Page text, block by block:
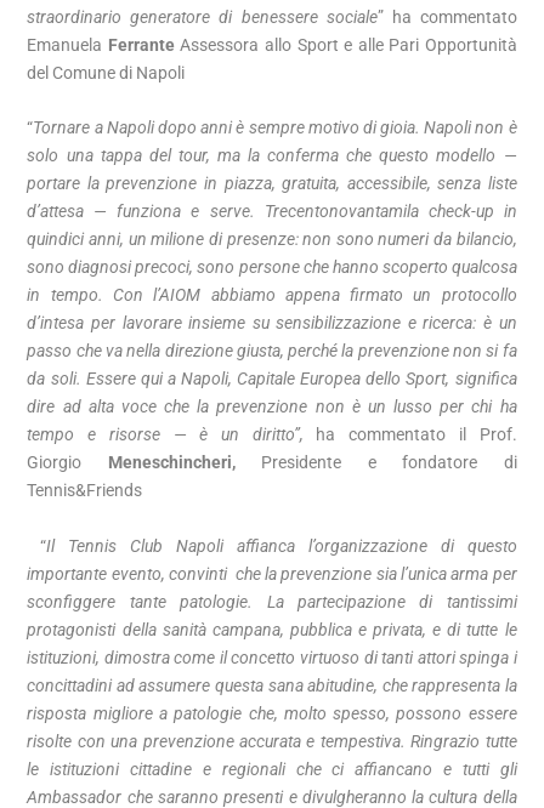
straordinario generatore di benessere sociale” ha commentato
Emanuela FerranteAssessora allo Sport e alle Pari Opportunità
del Comune di Napoli
“Tornare a Napoli dopo anni è sempre motivo di gioia. Napoli non è
solo una tappa del tour, ma la conferma che questo modello —
portare la prevenzione in piazza, gratuita, accessibile, senza liste
d’attesa — funziona e serve. Trecentonovantamila check-up in
quindici anni, un milione di presenze: non sono numeri da bilancio,
sono diagnosi precoci, sono persone che hanno scoperto qualcosa
in tempo. Con l’AIOM abbiamo appena firmato un protocollo
d’intesa per lavorare insieme su sensibilizzazione e ricerca: è un
passo che va nella direzione giusta, perché la prevenzione non si fa
da soli. Essere qui a Napoli, Capitale Europea dello Sport, significa
dire ad alta voce che la prevenzione non è un lusso per chi ha
tempo e risorse — è un diritto”, ha commentato il Prof.
Giorgio Meneschincheri, Presidente e fondatore di
Tennis&Friends
“Il Tennis Club Napoli affianca l’organizzazione di questo
importante evento, convinti che la prevenzione sia l’unica arma per
sconfiggere tante patologie. La partecipazione di tantissimi
protagonisti della sanità campana, pubblica e privata, e di tutte le
istituzioni, dimostra come il concetto virtuoso di tanti attori spinga i
concittadini ad assumere questa sana abitudine, che rappresenta la
risposta migliore a patologie che, molto spesso, possono essere
risolte con una prevenzione accurata e tempestiva. Ringrazio tutte
le istituzioni cittadine e regionali che ci affiancano e tutti gli
Ambassador che saranno presenti e divulgheranno la cultura della